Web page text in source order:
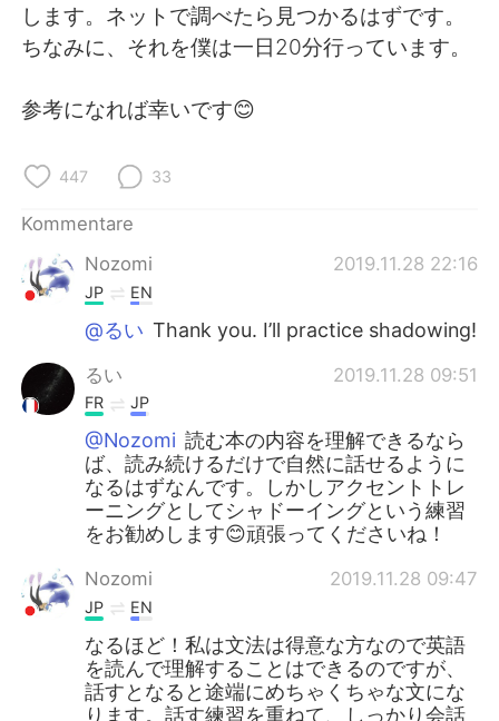
します。ネットで調べたら見つかるはずです。
ちなみに、それを僕は一日20分行っています。
参考になれば幸いです😊
447 33
Kommentare
Nozomi
2019.11.28 22:16
JP EN
@るい Thank you. I’ll practice shadowing!
るい 2019.11.28 09:51
FR JP
@Nozomi 読む本の内容を理解できるなら
ば、読み続けるだけで自然に話せるように
なるはずなんです。しかしアクセントトレ
ーニングとしてシャドーイングという練習
をお勧めします😊頑張ってくださいね！
Nozomi 2019.11.28 09:47
JP EN
なるほど！私は文法は得意な方なので英語
を読んで理解することはできるのですが、
話すとなると途端にめちゃくちゃな文にな
ります。話す練習を重ねて、しっかり会話